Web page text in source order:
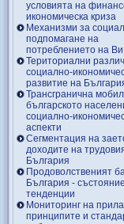
условията на
икономическа криза
Механизми за
подпомагане на
потреблението на
Териториални
социално-
развитие на
Трансгранична
българското
социално-
аспекти
Сегментация на
доходите на
България
Продоволственият
България -
тенденции
Мониторинг на
принципите и